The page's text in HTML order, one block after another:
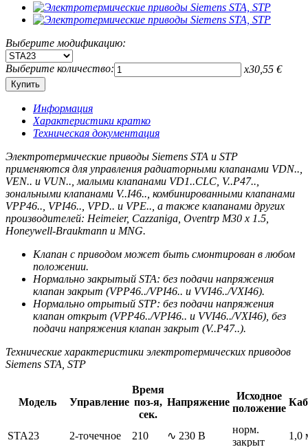
Выберите модификацию:
Выберите количество: x30,55 €
Информация
Характеристики кратко
Техническая документация
Электротермические приводы Siemens STA и STP
применяются для управления радиаторными клапанами VDN..,
VEN.. и VUN.., малыми клапанами VD1..CLC, V..P47..,
зональными клапанами V..I46.., комбинированными клапанами
VPP46.., VPI46.., VPD.. и VPE.., а также клапанами других
производителей: Heimeier, Cazzaniga, Oventrp M30 x 1.5,
Honeywell-Braukmann и MNG.
Клапан с приводом может быть смонтирован в любом
положении.
Нормально закрытый STA: без подачи напряжения
клапан закрыт (VPP46../VPI46.. и VVI46../VXI46).
Нормально отрытый STP: без подачи напряжения
клапан открыт (VPP46../VPI46.. и VVI46../VXI46), без
подачи напряжения клапан закрыт (V..P47..).
Технические характеристики электротермических приводов
Siemens STA, STP
Модель Управление
Время
поз-я,
сек.
Напряжение
Исходное
положение
STA23 2-точечное 210 ∿ 230 В
норм.
закрыт
1,0